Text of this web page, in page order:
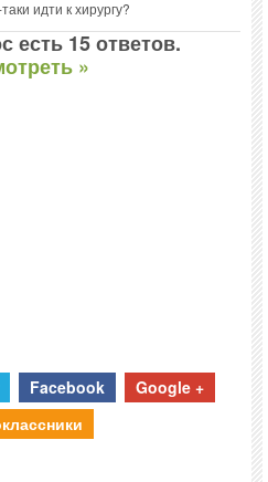
идти к хирургу?
есть 15 ответов.
»
Facebook
Google +